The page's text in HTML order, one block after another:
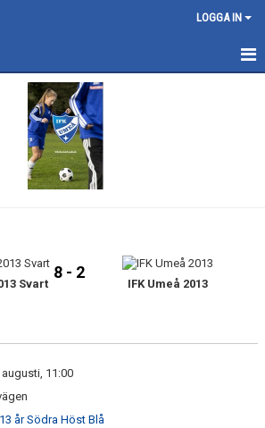
LOGGA IN
Svart
8 - 2
IFK Umeå 2013
11:00
år Södra Höst Blå